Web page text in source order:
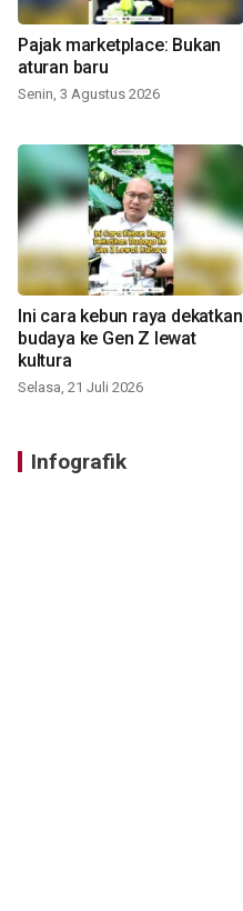
Pajak marketplace: Bukan
aturan baru
Senin, 3 Agustus 2026
Ini cara kebun raya dekatkan
budaya ke Gen Z lewat
kultura
Selasa, 21 Juli 2026
Infografik